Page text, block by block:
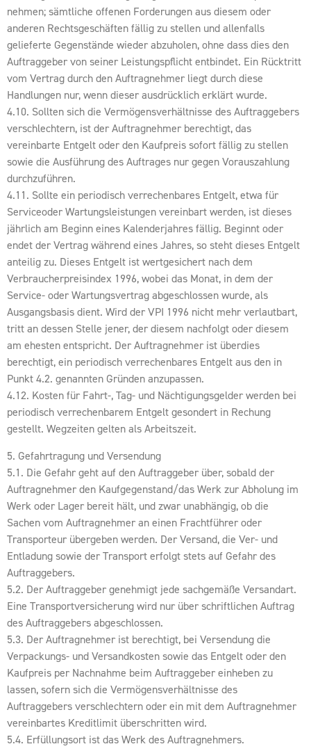
nehmen; sämtliche offenen Forderungen aus diesem oder
anderen Rechtsgeschäften fällig zu stellen und allenfalls
gelieferte Gegenstände wieder abzuholen, ohne dass dies den
Auftraggeber von seiner Leistungspflicht entbindet. Ein Rücktritt
vom Vertrag durch den Auftragnehmer liegt durch diese
Handlungen nur, wenn dieser ausdrücklich erklärt wurde.
4.10. Sollten sich die Vermögensverhältnisse des Auftraggebers
verschlechtern, ist der Auftragnehmer berechtigt, das
vereinbarte Entgelt oder den Kaufpreis sofort fällig zu stellen
sowie die Ausführung des Auftrages nur gegen Vorauszahlung
durchzuführen.
4.11. Sollte ein periodisch verrechenbares Entgelt, etwa für
Serviceoder Wartungsleistungen vereinbart werden, ist dieses
jährlich am Beginn eines Kalenderjahres fällig. Beginnt oder
endet der Vertrag während eines Jahres, so steht dieses Entgelt
anteilig zu. Dieses Entgelt ist wertgesichert nach dem
Verbraucherpreisindex 1996, wobei das Monat, in dem der
Service- oder Wartungsvertrag abgeschlossen wurde, als
Ausgangsbasis dient. Wird der VPI 1996 nicht mehr verlautbart,
tritt an dessen Stelle jener, der diesem nachfolgt oder diesem
am ehesten entspricht. Der Auftragnehmer ist überdies
berechtigt, ein periodisch verrechenbares Entgelt aus den in
Punkt 4.2. genannten Gründen anzupassen.
4.12. Kosten für Fahrt-, Tag- und Nächtigungsgelder werden bei
periodisch verrechenbarem Entgelt gesondert in Rechung
gestellt. Wegzeiten gelten als Arbeitszeit.
5. Gefahrtragung und Versendung
5.1. Die Gefahr geht auf den Auftraggeber über, sobald der
Auftragnehmer den Kaufgegenstand/das Werk zur Abholung im
Werk oder Lager bereit hält, und zwar unabhängig, ob die
Sachen vom Auftragnehmer an einen Frachtführer oder
Transporteur übergeben werden. Der Versand, die Ver- und
Entladung sowie der Transport erfolgt stets auf Gefahr des
Auftraggebers.
5.2. Der Auftraggeber genehmigt jede sachgemäße Versandart.
Eine Transportversicherung wird nur über schriftlichen Auftrag
des Auftraggebers abgeschlossen.
5.3. Der Auftragnehmer ist berechtigt, bei Versendung die
Verpackungs- und Versandkosten sowie das Entgelt oder den
Kaufpreis per Nachnahme beim Auftraggeber einheben zu
lassen, sofern sich die Vermögensverhältnisse des
Auftraggebers verschlechtern oder ein mit dem Auftragnehmer
vereinbartes Kreditlimit überschritten wird.
5.4. Erfüllungsort ist das Werk des Auftragnehmers.